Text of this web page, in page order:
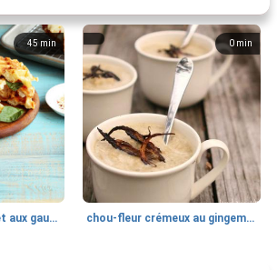
45 min
sandwich au poulet et aux gaufres
0 min
chou-fleur crémeux au gingembre